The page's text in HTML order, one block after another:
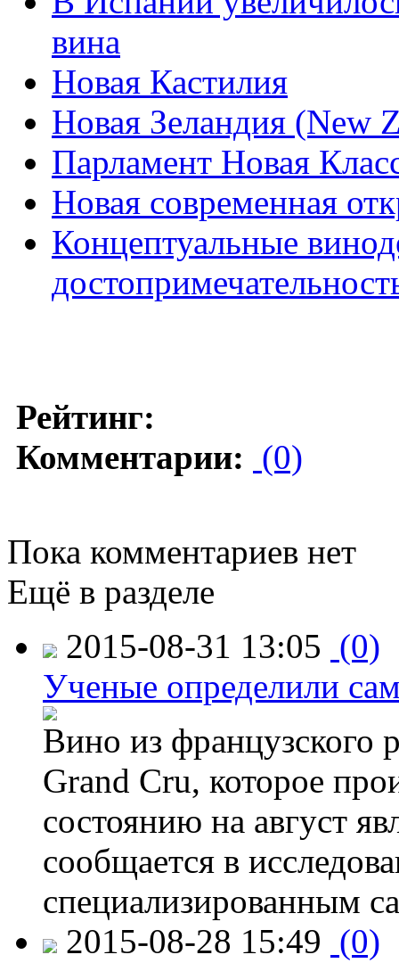
вина
Новая Кастилия
Новая Зеландия (New
Парламент Новая
Новая современная
Концептуальные
Рейтинг:
Комментарии: (0)
Пока комментариев нет
Ещё в разделе
2015-08-31 13:05 (0)
Ученые определили
Вино из французского
Grand Cru, которое
состоянию на август
сообщается в
специализированным
2015-08-28 15:49 (0)